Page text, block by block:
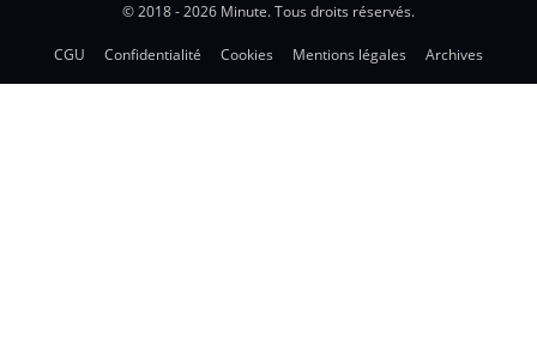
© 2018 - 2026 Minute. Tous droits réservés.
CGU Confidentialité Cookies Mentions légales Archives